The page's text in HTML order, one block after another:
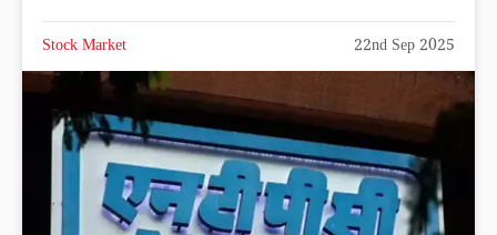
Stock Market 22nd Sep 2025